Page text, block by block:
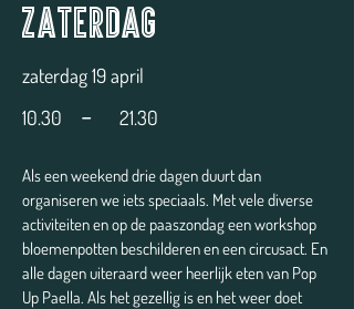
zaterdag
zaterdag 19 april
10.30
- 21.30
Als een weekend drie dagen duurt dan
organiseren we iets speciaals. Met vele diverse
activiteiten en op de paaszondag een workshop
bloemenpotten beschilderen en een circusact. En
alle dagen uiteraard weer heerlijk eten van Pop
Up Paella. Als het gezellig is en het weer doet